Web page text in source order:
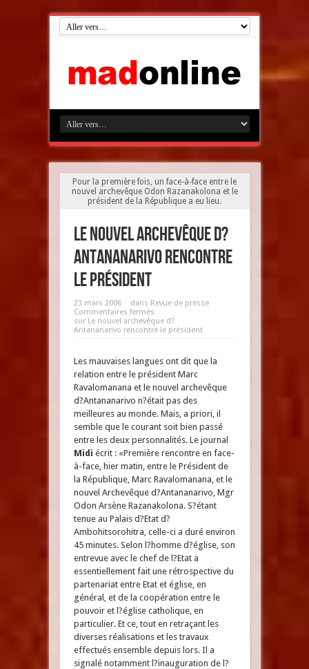
Pour la première fois, un face-à-face entre le
nouvel archevêque Odon Razanakolona et le
président de la République a eu lieu.
Le nouvel archevêque d?
Antananarivo rencontre
le président
23 mars 2006 dans Revue de presse
Commentaires fermés
sur Le nouvel archevêque d?
Antananarivo rencontre le président
Les mauvaises langues ont dit que la
relation entre le président Marc
Ravalomanana et le nouvel archevêque
d?Antananarivo n?était pas des
meilleures au monde. Mais, a priori, il
semble que le courant soit bien passé
entre les deux personnalités. Le journal
Midi écrit : «Première rencontre en face-
à-face, hier matin, entre le Président de
la République, Marc Ravalomanana, et le
nouvel Archevêque d?Antananarivo, Mgr
Odon Arsène Razanakolona. S?étant
tenue au Palais d?Etat d?
Ambohitsorohitra, celle-ci a duré environ
45 minutes. Selon l?homme d?église, son
entrevue avec le chef de l?Etat a
essentiellement fait une rétrospective du
partenariat entre Etat et église, en
général, et de la coopération entre le
pouvoir et l?église catholique, en
particulier. Et ce, tout en retraçant les
diverses réalisations et les travaux
effectués ensemble depuis lors. Il a
signalé notamment l?inauguration de l?